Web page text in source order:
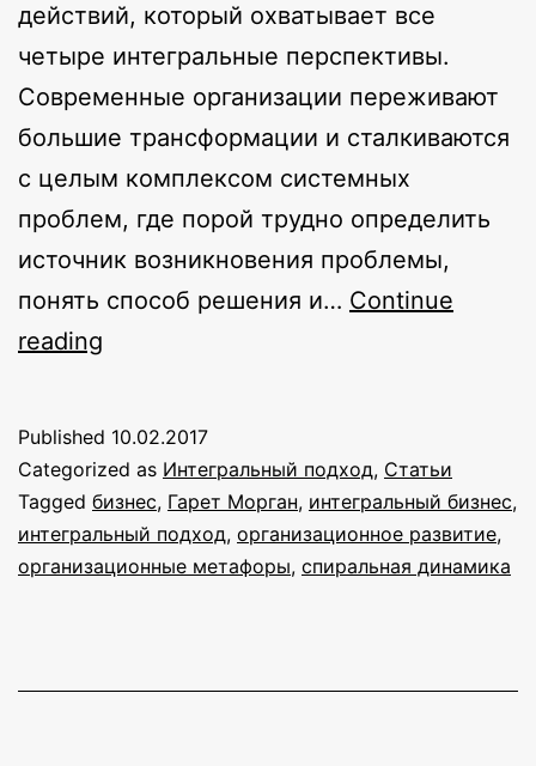
действий, который охватывает все
четыре интегральные перспективы.
Современные организации переживают
большие трансформации и сталкиваются
с целым комплексом системных
проблем, где порой трудно определить
источник возникновения проблемы,
понять способ решения и… Continue
reading
призму
интегрального
подхода
Published 10.02.2017
Categorized as Интегральный подход, Статьи
Tagged бизнес, Гарет Морган, интегральный бизнес,
интегральный подход, организационное развитие,
организационные метафоры, спиральная динамика